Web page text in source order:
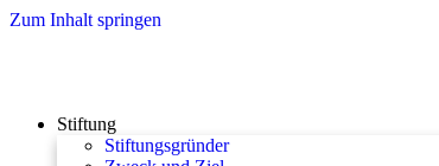
Zum Inhalt springen
Stiftung
Stiftungsgründer